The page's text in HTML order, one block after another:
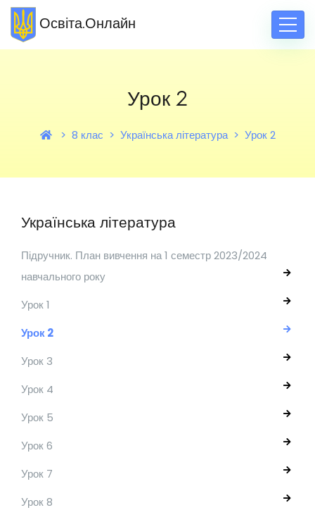
Освіта.Онлайн
Урок 2
8 клас Українська література Урок 2
Українська література
Підручник. План вивчення на 1 семестр 2023/2024
навчального року
Урок 1
Урок 2
Урок 3
Урок 4
Урок 5
Урок 6
Урок 7
Урок 8